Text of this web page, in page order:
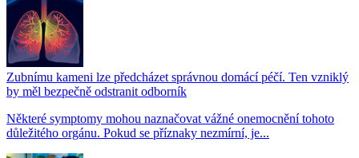
Zubnímu kameni lze předcházet správnou domácí péčí. Ten vzniklý
by měl bezpečně odstranit odborník
Některé symptomy mohou naznačovat vážné onemocnění tohoto
důležitého orgánu. Pokud se příznaky nezmírní, je...